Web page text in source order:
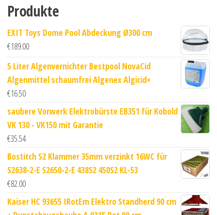
Produkte
EXIT Toys Dome Pool Abdeckung Ø300 cm
€189.00
5 Liter Algenvernichter Bestpool NovaCid
Algenmittel schaumfrei Algenex Algicid+
€16.50
saubere Vorwerk Elektrobürste EB351 für Kobold
VK 130 - VK150 mit Garantie
€35.54
Bostitch S2 Klammer 35mm verzinkt 16WC für
S2638-2-E S2650-2-E 438S2 450S2 KL-53
€82.00
Kaiser HC 93655 IRotEm Elektro Standherd 90 cm